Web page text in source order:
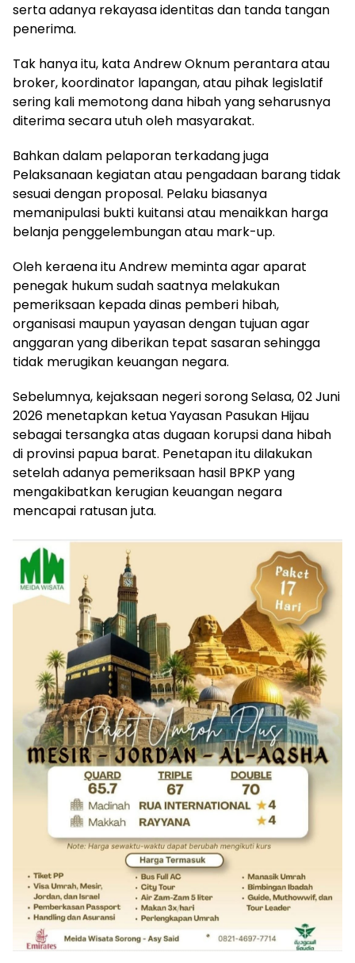
serta adanya rekayasa identitas dan tanda tangan
penerima.
Tak hanya itu, kata Andrew Oknum perantara atau
broker, koordinator lapangan, atau pihak legislatif
sering kali memotong dana hibah yang seharusnya
diterima secara utuh oleh masyarakat.
Bahkan dalam pelaporan terkadang juga
Pelaksanaan kegiatan atau pengadaan barang tidak
sesuai dengan proposal. Pelaku biasanya
memanipulasi bukti kuitansi atau menaikkan harga
belanja penggelembungan atau mark-up.
Oleh keraena itu Andrew meminta agar aparat
penegak hukum sudah saatnya melakukan
pemeriksaan kepada dinas pemberi hibah,
organisasi maupun yayasan dengan tujuan agar
anggaran yang diberikan tepat sasaran sehingga
tidak merugikan keuangan negara.
Sebelumnya, kejaksaan negeri sorong Selasa, 02 Juni
2026 menetapkan ketua Yayasan Pasukan Hijau
sebagai tersangka atas dugaan korupsi dana hibah
di provinsi papua barat. Penetapan itu dilakukan
setelah adanya pemeriksaan hasil BPKP yang
mengakibatkan kerugian keuangan negara
mencapai ratusan juta.